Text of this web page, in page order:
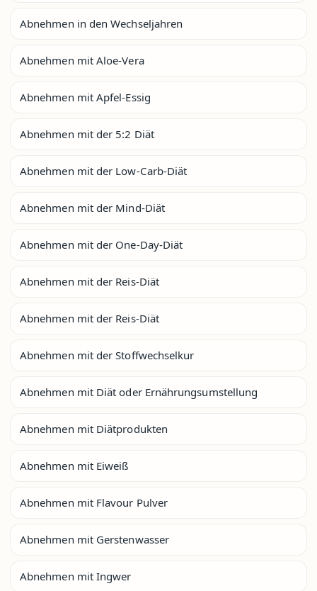
Abnehmen in den Wechseljahren
Abnehmen mit Aloe-Vera
Abnehmen mit Apfel-Essig
Abnehmen mit der 5:2 Diät
Abnehmen mit der Low-Carb-Diät
Abnehmen mit der Mind-Diät
Abnehmen mit der One-Day-Diät
Abnehmen mit der Reis-Diät
Abnehmen mit der Reis-Diät
Abnehmen mit der Stoffwechselkur
Abnehmen mit Diät oder Ernährungsumstellung
Abnehmen mit Diätprodukten
Abnehmen mit Eiweiß
Abnehmen mit Flavour Pulver
Abnehmen mit Gerstenwasser
Abnehmen mit Ingwer